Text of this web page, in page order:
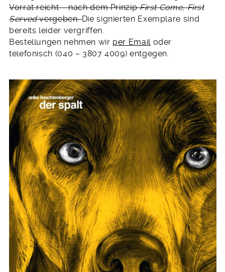
Vorrat reicht – nach dem PrinzipFirst Come, First
Servedvergeben.Die signierten Exemplare sind
bereits leider vergriffen.
Bestellungen nehmen wir per Emailoder
telefonisch (040 – 3807 4009) entgegen.